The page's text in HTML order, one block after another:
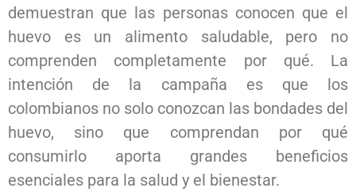
demuestran que las personas conocen que el
huevo es un alimento saludable, pero no
comprenden completamente por qué. La
intención de la campaña es que los
colombianos no solo conozcan las bondades del
huevo, sino que comprendan por qué
consumirlo aporta grandes beneficios
esenciales para la salud y el bienestar.